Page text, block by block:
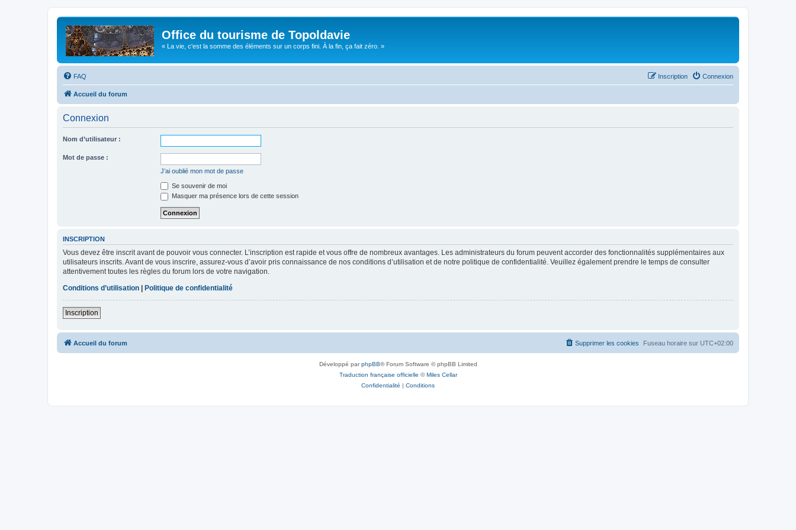
Office du tourisme de Topoldavie
« La vie, c'est la somme des éléments sur un corps fini. À la fin, ça fait zéro. »
FAQ Connexion
Inscription
Accueil du forum
Connexion
Nom d’utilisateur :
Mot de passe :
J’ai oublié mon mot de passe
Se souvenir de moi
Masquer ma présence lors de cette session
INSCRIPTION
Vous devez être inscrit avant de pouvoir vous connecter. L’inscription est rapide et vous offre de nombreux avantages. Les administrateurs du forum peuvent accorder des fonctionnalités supplémentaires aux
utilisateurs inscrits. Avant de vous inscrire, assurez-vous d’avoir pris connaissance de nos conditions d’utilisation et de notre politique de confidentialité. Veuillez également prendre le temps de consulter
attentivement toutes les règles du forum lors de votre navigation.
Conditions d’utilisation
Politique de confidentialité
Inscription
Accueil du forum Fuseau horaire sur UTC+02:00
Supprimer les cookies
Développé parphpBB® Forum Software © phpBB Limited
Traduction française officielle ©Miles Cellar
Confidentialité | Conditions